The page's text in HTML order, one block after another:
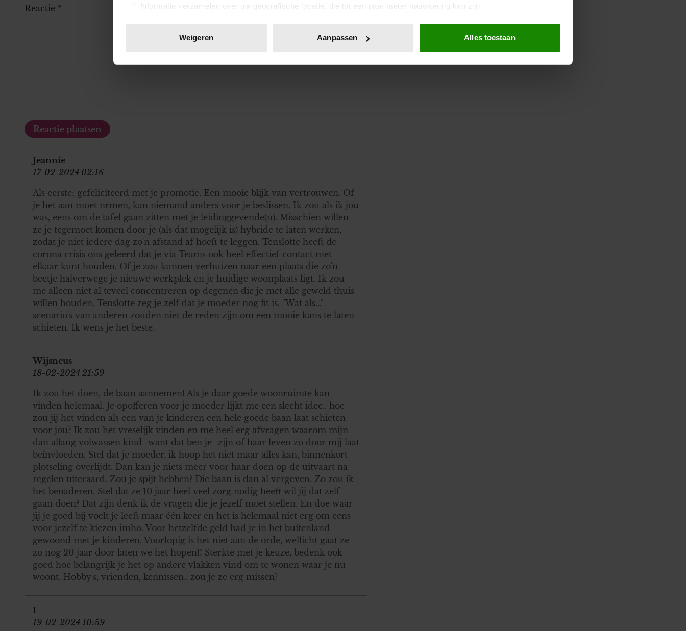
Informatie verzamelen over uw geografische locatie, die tot een paar meter nauwkeurig kan zijn
Uw apparaat identificeren door het actief te scannen op specifieke eigenschappen (fingerprinting)
toestemming op elk moment wijzigen of intrekken in de Cookieverklaring.
Weigeren Aanpassen Alles toestaan
Reactie *
Jeannie
17-02-2024 02:16
Als eerste; gefeliciteerd met je promotie. Een mooie blijk van vertrouwen. Of
je het aan moet nrmen, kan niemand anders voor je beslissen. Ik zou als ik jou
was, eens om de tafel gaan zitten met je leidinggevende(n). Misschien willen
ze je tegemoet komen door je (als dat mogelijk is) hybride te laten werken,
zodat je niet iedere dag zo'n afstand af hoeft te leggen. Tenslotte heeft de
corona crisis ons geleerd dat je via Teams ook heel effectief contact met
elkaar kunt houden. Of je zou kunnen verhuizen naar een plaats die zo'n
beetje halverwege je nieuwe werkplek en je huidige woonplaats ligt. Ik zou
me alleen niet al teveel concentreren op degenen die je met alle geweld thuis
willen houden. Tenslotte zeg je zelf dat je moeder nog fit is. "Wat als..."
scenario's van anderen zouden niet de reden zijn om een mooie kans te laten
schieten. Ik wens je het beste.
Wijsneus
18-02-2024 21:59
Ik zou het doen, de baan aannemen! Als je daar goede woonruimte kan
vinden helemaal. Je opofferen voor je moeder lijkt me een slecht idee.. hoe
zou jij het vinden als een van je kinderen een hele goede baan laat schieten
voor jou? Ik zou het vreselijk vinden en me heel erg afvragen waarom mijn
dan allang volwassen kind -want dat ben je- zijn of haar leven zo door mij laat
beïnvloeden. Stel dat je moeder, ik hoop het niet maar alles kan, binnenkort
plotseling overlijdt. Dan kan je niets meer voor haar doen op de uitvaart na
regelen uiteraard. Zou je spijt hebben? Die baan is dan al vergeven. Zo zou ik
het benaderen. Stel dat ze 10 jaar heel veel zorg nodig heeft wil jij dat zelf
gaan doen? Dat zijn denk ik de vragen die je jezelf moet stellen. En doe waar
jij je goed bij voelt je leeft maar één keer en het is helemaal niet erg om eens
voor jezelf te kiezen imho. Voor hetzelfde geld had je in het buitenland
gewoond met je kinderen. Voorlopig is het niet aan de orde, wellicht gaat ze
zo nog 20 jaar door laten we het hopen!! Sterkte met je keuze, bedenk ook
goed hoe belangrijk je het op andere vlakken vind om te wonen waar je nu
woont. Hobby's, vrienden, kennissen.. zou je ze erg missen?
I
19-02-2024 10:59